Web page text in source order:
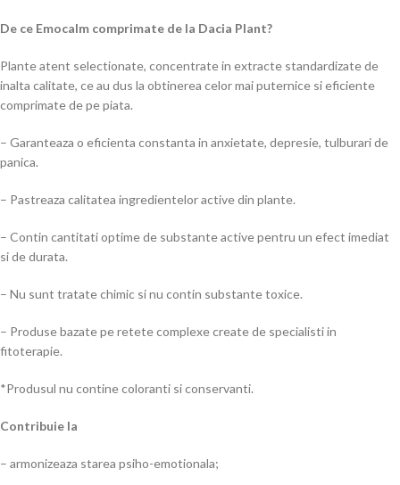
De ce Emocalm comprimate de la Dacia Plant?
Plante atent selectionate, concentrate in extracte standardizate de
inalta calitate, ce au dus la obtinerea celor mai puternice si eficiente
comprimate de pe piata.
– Garanteaza o eficienta constanta in anxietate, depresie, tulburari de
panica.
– Pastreaza calitatea ingredientelor active din plante.
– Contin cantitati optime de substante active pentru un efect imediat
si de durata.
– Nu sunt tratate chimic si nu contin substante toxice.
– Produse bazate pe retete complexe create de specialisti in
fitoterapie.
*Produsul nu contine coloranti si conservanti.
Contribuie la
– armonizeaza starea psiho-emotionala;